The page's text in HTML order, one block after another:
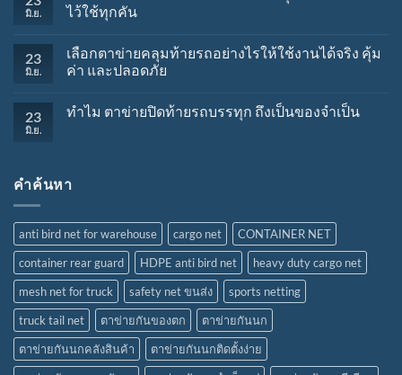
มิ.ย.
ไว้ใช้ทุกคัน
23
มิ.ย.
เลือกตาข่ายคลุมท้ายรถอย่างไรให้ใช้งานได้จริง คุ้ม
ค่า และปลอดภัย
23
มิ.ย.
ทำไม ตาข่ายปิดท้ายรถบรรทุก ถึงเป็นของจำเป็น
คำค้นหา
anti bird net for warehouse cargo net
CONTAINER NET
container rear guard
HDPE anti bird net
heavy duty cargo net
mesh net for truck
safety net ขนส่ง
sports netting
truck tail net
ตาข่ายกันของตก
ตาข่ายกันนก
ตาข่ายกันนกคลังสินค้า
ตาข่ายกันนกติดตั้งง่าย